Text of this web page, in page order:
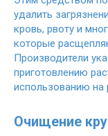
удалить
кровь, рвоту и
которые
Производители
приготовлению
использованию на
Очищение